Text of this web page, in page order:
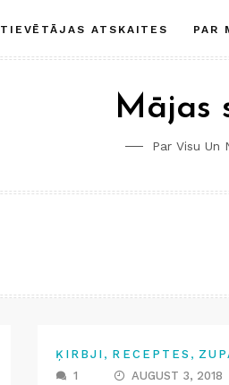
TIEVĒTĀJAS ATSKAITES PAR
Mājas
Par Visu Un
ĶIRBJI , RECEPTES ,
1
AUGUST 3, 2018